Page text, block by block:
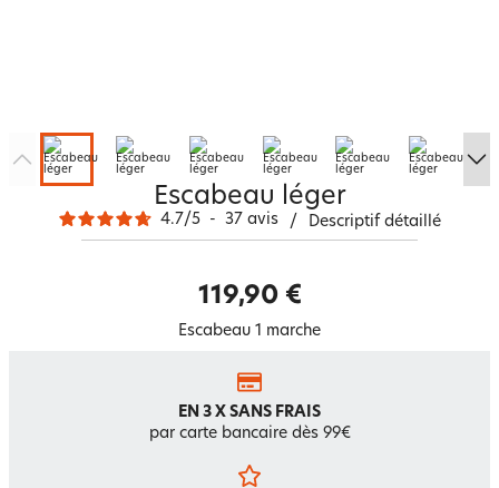
Escabeau léger
4.7/5 - 37 avis / Descriptif détaillé
119,90 €
Escabeau 1 marche
EN 3 X SANS FRAIS
par carte bancaire dès 99€